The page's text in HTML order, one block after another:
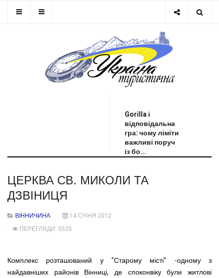
Gorilla і
відповідальна
гра: чому ліміти
важливі поруч
із бо...
ЦЕРКВА СВ. МИКОЛИ ТА
ДЗВІНИЦЯ
ВІННИЧИНА
14 СІЧНЯ 2012
ПЕРЕГЛЯДИ: 5525
Комплекс розташований у "Старому місті" -одному з
найдавніших районів Вінниці, де споконвіку були житлові